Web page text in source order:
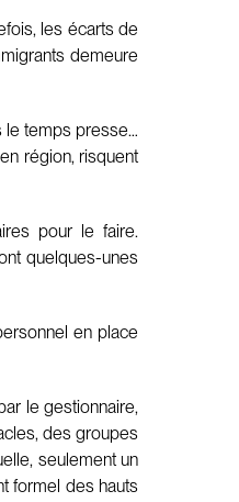
les écarts de
demeure
le temps presse…
région, risquent
pour le faire.
quelques-unes
en place
le gestionnaire,
des groupes
seulement un
formel des hauts